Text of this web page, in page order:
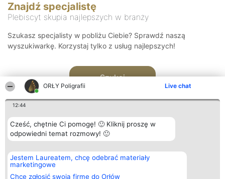
ORŁY Poligrafii Live chat
12:44
Cześć, chętnie Ci pomogę! 🙂 Kliknij proszę w
odpowiedni temat rozmowy! 🙂
Jestem Laureatem, chcę odebrać materiały
marketingowe
Chcę zgłosić swoją firmę do Orłów
Znajdź specjalistę
Plebiscyt skupia najlepszych w branży
Szukasz specjalisty w pobliżu Ciebie? Sprawdź naszą
wyszukiwarkę. Korzystaj tylko z usług najlepszych!
Szukaj
Organizator plebiscytu
Bright Side Solutions sp. z o.
o. sp. k.
ul. Ruska 22
Plebiscyt
Laureaci
wszystkich
Kontakt
Kontakt